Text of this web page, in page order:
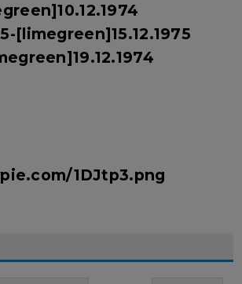
[limegreen]15.12.1975
1DJtp3.png